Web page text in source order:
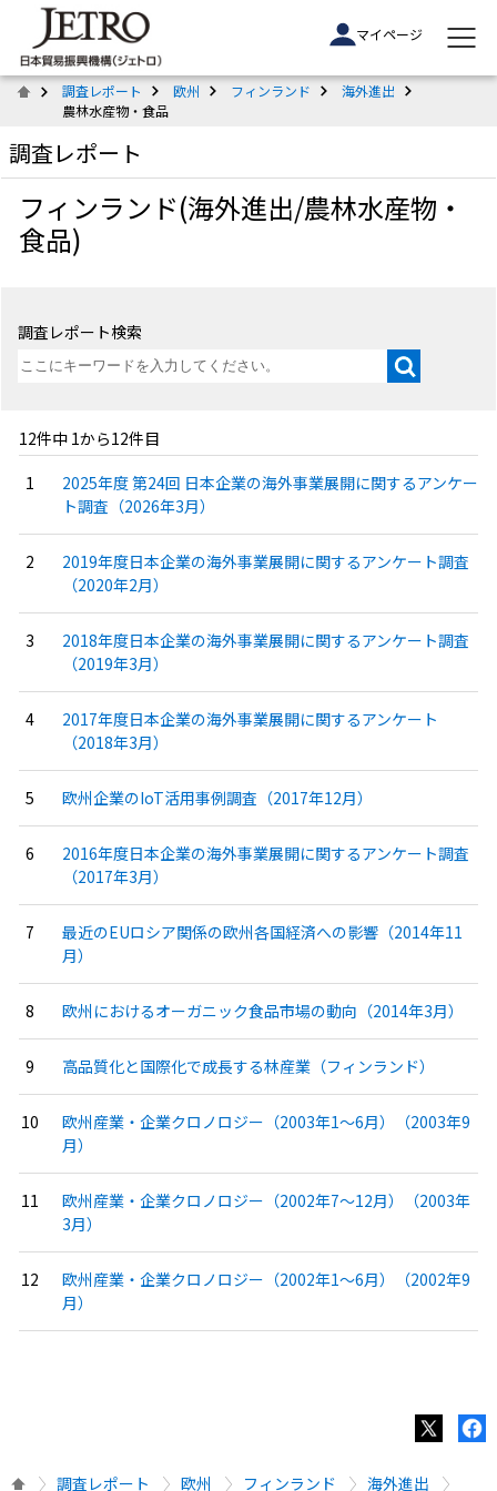
マイページ
調査レポート 欧州 フィンランド
海外進出
農林水産物・食品
調査レポート
フィンランド(海外進出/農林水産物・
食品)
調査レポート検索
12件中 1から12件目
2025年度 第24回 日本企業の海外事業展開に関するアンケー
ト調査（2026年3月）
2019年度日本企業の海外事業展開に関するアンケート調査
（2020年2月）
2018年度日本企業の海外事業展開に関するアンケート調査
（2019年3月）
2017年度日本企業の海外事業展開に関するアンケート
（2018年3月）
欧州企業のIoT活用事例調査（2017年12月）
2016年度日本企業の海外事業展開に関するアンケート調査
（2017年3月）
最近のEUロシア関係の欧州各国経済への影響（2014年11
月）
欧州におけるオーガニック食品市場の動向（2014年3月）
高品質化と国際化で成長する林産業（フィンランド）
欧州産業・企業クロノロジー（2003年1〜6月）（2003年9
月）
欧州産業・企業クロノロジー（2002年7〜12月）（2003年
3月）
欧州産業・企業クロノロジー（2002年1〜6月）（2002年9
月）
調査レポート 欧州 フィンランド 海外進出